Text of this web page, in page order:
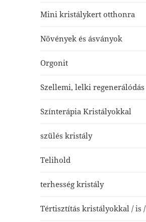
Mini kristálykert otthonra
Növények és ásványok
Orgonit
Szellemi, lelki regenerálódás
Színterápia Kristályokkal
szülés kristály
Telihold
terhesség kristály
Tértisztítás kristályokkal / is /